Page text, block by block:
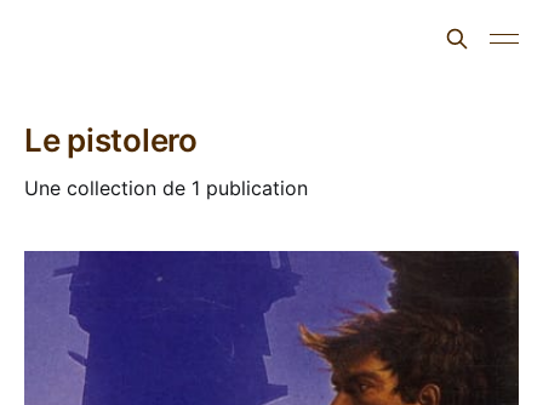
Le pistolero
Une collection de 1 publication